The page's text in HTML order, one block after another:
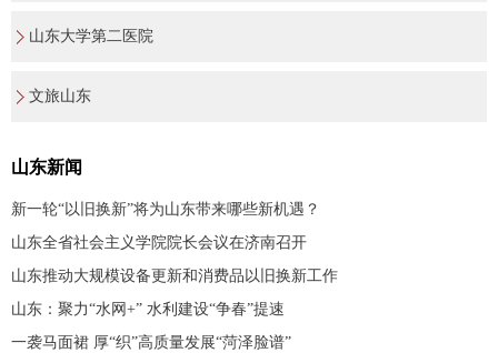
山东大学第二医院
文旅山东
山东新闻
新一轮“以旧换新”将为山东带来哪些新机遇？
山东全省社会主义学院院长会议在济南召开
山东推动大规模设备更新和消费品以旧换新工作
山东：聚力“水网+” 水利建设“争春”提速
一袭马面裙 厚“织”高质量发展“菏泽脸谱”